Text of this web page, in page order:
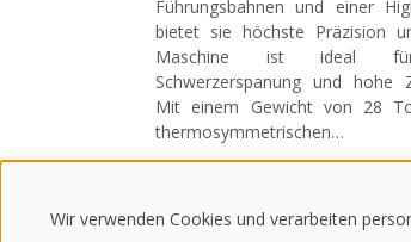
Führungsbahnen und einer
bietet sie höchste Präzision
Maschine ist ideal für
Schwerzerspanung und hohe
Mit einem Gewicht von 28
thermosymmetrischen…
Verfahrwege (X / Y / Z)
Tischgröße
Wir verwenden Cookies und verarbeiten